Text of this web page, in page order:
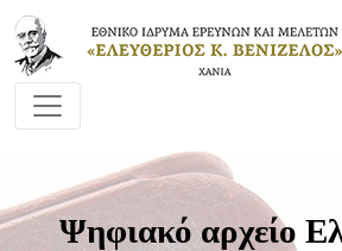
Ψηφιακό αρχείο